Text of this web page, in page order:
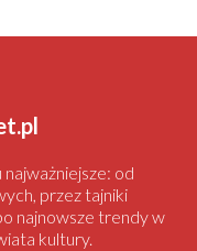
najważniejsze: od
przez tajniki
najnowsze trendy w
kultury.